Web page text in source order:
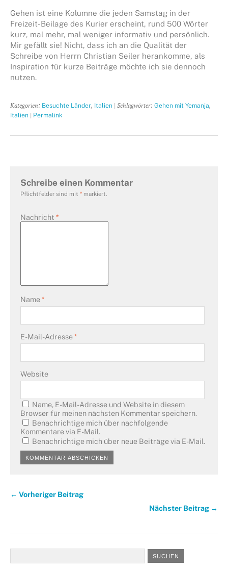
Gehen ist eine Kolumne die jeden Samstag in der
Freizeit-Beilage des Kurier erscheint, rund 500 Wörter
kurz, mal mehr, mal weniger informativ und persönlich.
Mir gefällt sie! Nicht, dass ich an die Qualität der
Schreibe von Herrn Christian Seiler herankomme, als
Inspiration für kurze Beiträge möchte ich sie dennoch
nutzen.
Kategorien: Besuchte Länder, Italien | Schlagwörter: Gehen mit Yemanja,
Italien | Permalink
Schreibe einen Kommentar
Pflichtfelder sind mit * markiert.
Nachricht *
Name*
E-Mail-Adresse*
Website
Name, E-Mail-Adresse und Website in diesem
Browser für meinen nächsten Kommentar speichern.
Benachrichtige mich über nachfolgende
Kommentare via E-Mail.
Benachrichtige mich über neue Beiträge via E-Mail.
← Vorheriger Beitrag
Nächster Beitrag →